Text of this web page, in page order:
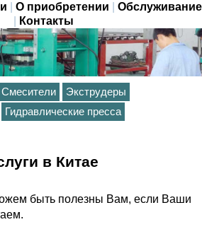
О приобретении
Обслуживание
Контакты
Смесители
Экструдеры
Гидравлические пресса
в Китае
быть полезны Вам, если Ваши